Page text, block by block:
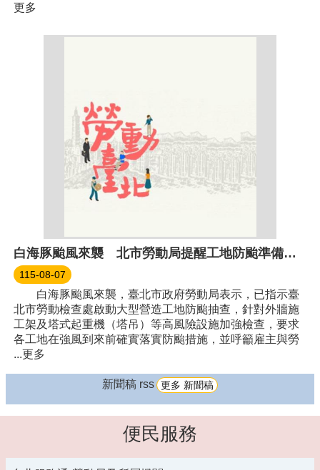
更多
白海豚颱風來襲 北市勞動局提醒工地防颱準備、籲雇主守法防災
115-08-07
白海豚颱風來襲，臺北市政府勞動局表示，已指示臺
北市勞動檢查處啟動大型營造工地防颱抽查，針對外牆施
工架及塔式起重機（塔吊）等高風險設施加強檢查，要求
各工地在強風到來前確實落實防颱措施，並呼籲雇主與勞
...更多
新聞稿 rss 更多 新聞稿
便民服務